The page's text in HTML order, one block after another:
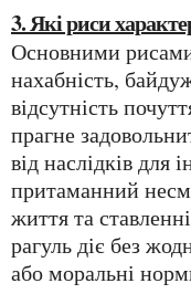
3. Які риси
Основними рисами рагуля є егоїзм,
нахабність,
відсутність
прагне
від наслідків
притаманний
життя та
рагуль діє без
або моральні